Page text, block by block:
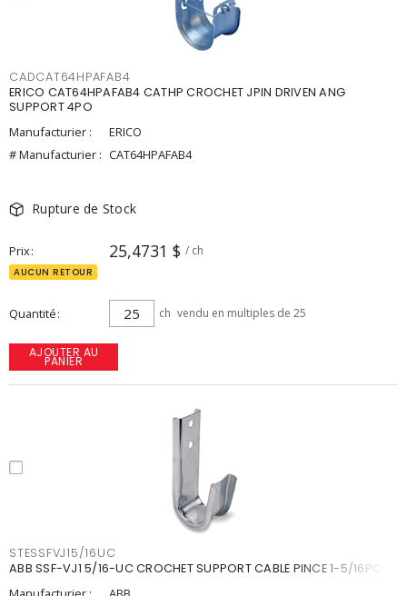
CADCAT64HPAFAB4
ERICO CAT64HPAFAB4 CATHP CROCHET JPIN DRIVEN ANG
SUPPORT 4PO
Manufacturier :
ERICO
# Manufacturier : CAT64HPAFAB4
Rupture de Stock
Prix 25,4731 $ / ch
AUCUN RETOUR
Quantité ch vendu en multiples de 25
AJOUTER AU
PANIER
STESSFVJ15/16UC
ABB SSF-VJ1 5/16-UC CROCHET SUPPORT CABLE PINCE 1-5/16PO